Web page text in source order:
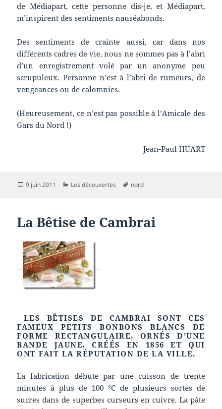
de Médiapart, cette personne dis-je, et Médiapart,
m’inspirent des sentiments nauséabonds.
Des sentiments de crainte aussi, car dans nos
différents cadres de vie, nous ne sommes pas à l’abri
d’un enregistrement volé par un anonyme peu
scrupuleux. Personne n’est à l’abri de rumeurs, de
vengeances ou de calomnies.
(Heureusement, ce n’est pas possible à l’Amicale des
Gars du Nord !)
Jean-Paul HUART
Publié
9 juin 2011 Catégories
Les découvertes
Mots-
nord
La Bêtise de Cambrai
LES BÊTISES DE CAMBRAI SONT CES
FAMEUX PETITS BONBONS BLANCS DE
FORME RECTANGULAIRE, ORNÉS D’UNE
BANDE JAUNE, CRÉÉS EN 1856 ET QUI
ONT FAIT LA RÉPUTATION DE LA VILLE.
La fabrication débute par une cuisson de trente
minutes à plus de 100 °C de plusieurs sortes de
sucres dans de superbes curseurs en cuivre. La pâte